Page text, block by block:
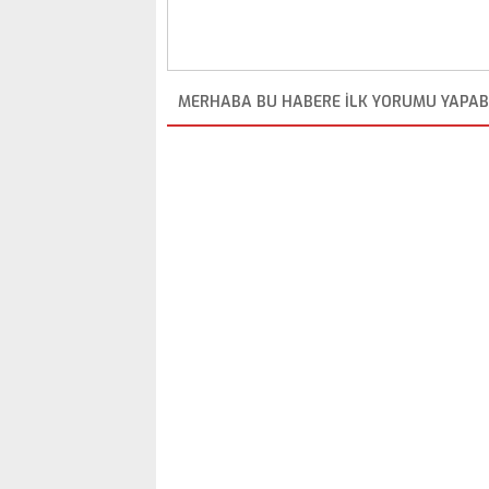
MERHABA BU HABERE ILK YORUMU